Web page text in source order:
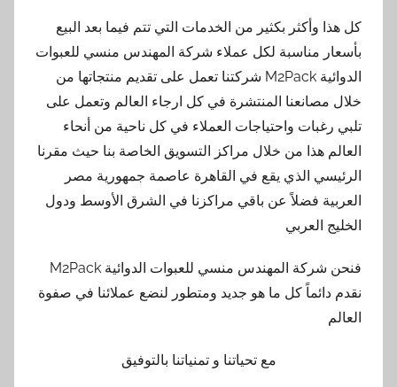
بكثير من الخدمات التي تتم فيما بعد البيع
مناسبة لكل عملاء شركة المهندس منسي للعبوات
الدوائية M2Pack شركتنا تعمل على تقديم منتجاتها من
المنتشرة في كل ارجاء العالم وتعمل على
واحتياجات العملاء في كل ناحية من أنحاء
هذا من خلال مراكز التسويق الخاصة بنا حيث مقرنا
الذي يقع في القاهرة عاصمة جمهورية مصر
فضلاً عن باقي مراكزنا في الشرق الأوسط ودول
فنحن شركة المهندس منسي للعبوات الدوائية M2Pack
كل ما هو جديد ومتطور لنضع عملائنا في صفوة
مع تحياتنا و تمنياتنا بالتوفيق